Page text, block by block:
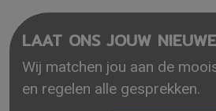
LAAT ONS JOUW
Wij matchen jou aan de
en regelen alle gesprekken.